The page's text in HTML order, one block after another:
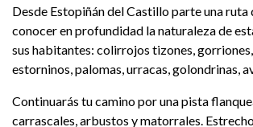
Desde Estopiñán del Castillo parte una
conocer en profundidad la naturaleza de
sus habitantes: colirrojos tizones,
estorninos, palomas, urracas, golondrinas,
Continuarás tu camino por una pista
carrascales, arbustos y matorrales.